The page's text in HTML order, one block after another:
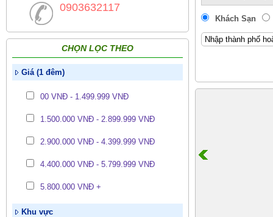
0903632117
CHỌN LỌC THEO
Giá (1 đêm)
00 VNĐ - 1.499.999 VNĐ
1.500.000 VNĐ - 2.899.999 VNĐ
2.900.000 VNĐ - 4.399.999 VNĐ
4.400.000 VNĐ - 5.799.999 VNĐ
5.800.000 VNĐ +
Khu vực
Khách Sạn